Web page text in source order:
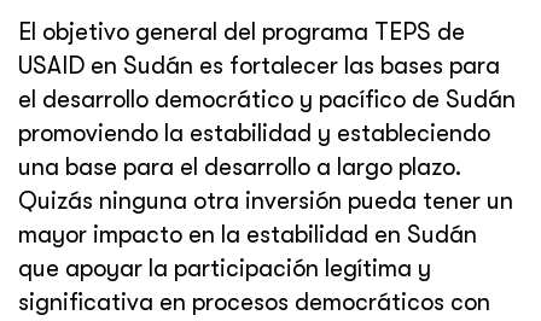
El objetivo general del programa TEPS de
USAID en Sudán es fortalecer las bases para
el desarrollo democrático y pacífico de Sudán
promoviendo la estabilidad y estableciendo
una base para el desarrollo a largo plazo.
Quizás ninguna otra inversión pueda tener un
mayor impacto en la estabilidad en Sudán
que apoyar la participación legítima y
significativa en procesos democráticos con